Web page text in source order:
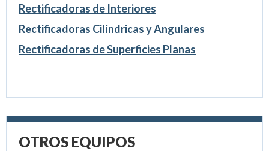
Rectificadoras de Interiores
Rectificadoras Cilíndricas y Angulares
Rectificadoras de Superficies Planas
OTROS EQUIPOS